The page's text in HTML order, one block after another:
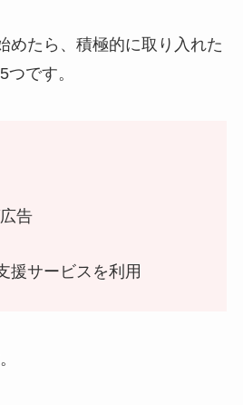
めたら、積極的に取り入れた
です。
告
援サービスを利用